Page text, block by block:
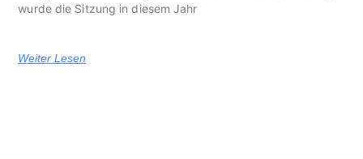
wurde die Sitzung in diesem Jahr
Weiter Lesen